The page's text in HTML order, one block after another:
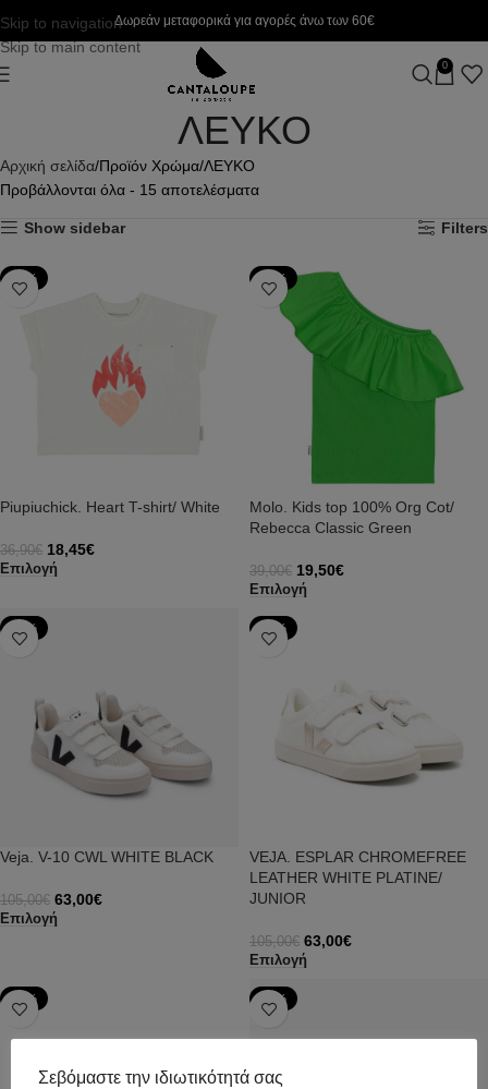
Skip to navigation
Skip to main content
Δωρεάν μεταφορικά για αγορές άνω των 60€
0
ΛΕΥΚΟ
Αρχική σελίδα Προϊόν Χρώμα ΛΕΥΚΟ
Προβάλλονται όλα - 15 αποτελέσματα
Show sidebar Filters
-50%
Piupiuchick. Heart T-shirt/ White
36,90€ 18,45€
Επιλογή
-50%
Molo. Kids top 100% Org Cot/
Rebecca Classic Green
39,00€ 19,50€
Επιλογή
-40%
Veja. V-10 CWL WHITE BLACK
105,00€ 63,00€
Επιλογή
-40%
VEJA. ESPLAR CHROMEFREE
LEATHER WHITE PLATINE/
JUNIOR
105,00€ 63,00€
Επιλογή
-40% -40%
Σεβόμαστε την ιδιωτικότητά σας